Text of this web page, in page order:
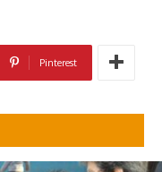
Pinterest